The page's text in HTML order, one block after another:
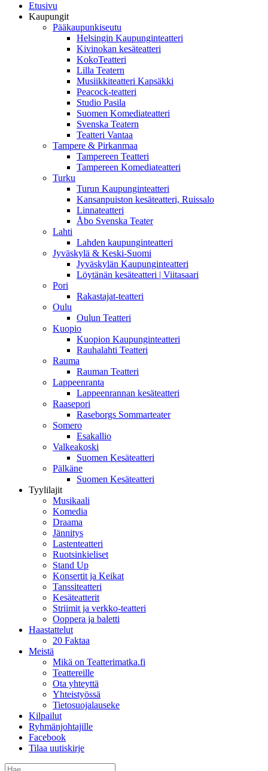
Etusivu
Kaupungit
Pääkaupunkiseutu
Helsingin Kaupunginteatteri
Kivinokan kesäteatteri
KokoTeatteri
Lilla Teatern
Musiikkiteatteri Kapsäkki
Peacock-teatteri
Studio Pasila
Suomen Komediateatteri
Svenska Teatern
Teatteri Vantaa
Tampere & Pirkanmaa
Tampereen Teatteri
Tampereen Komediateatteri
Turku
Turun Kaupunginteatteri
Kansanpuiston kesäteatteri, Ruissalo
Linnateatteri
Åbo Svenska Teater
Lahti
Lahden kaupunginteatteri
Jyväskylä & Keski-Suomi
Jyväskylän Kaupunginteatteri
Löytänän kesäteatteri | Viitasaari
Pori
Rakastajat-teatteri
Oulu
Oulun Teatteri
Kuopio
Kuopion Kaupunginteatteri
Rauhalahti Teatteri
Rauma
Rauman Teatteri
Lappeenranta
Lappeenrannan kesäteatteri
Raasepori
Raseborgs Sommarteater
Somero
Esakallio
Valkeakoski
Suomen Kesäteatteri
Pälkäne
Suomen Kesäteatteri
Tyylilajit
Musikaali
Komedia
Draama
Jännitys
Lastenteatteri
Ruotsinkieliset
Stand Up
Konsertit ja Keikat
Tanssiteatteri
Kesäteatterit
Striimit ja verkko-teatteri
Ooppera ja baletti
Haastattelut
20 Faktaa
Meistä
Mikä on Teatterimatka.fi
Teattereille
Ota yhteyttä
Yhteistyössä
Tietosuojalauseke
Kilpailut
Ryhmänjohtajille
Facebook
Tilaa uutiskirje
Etsi